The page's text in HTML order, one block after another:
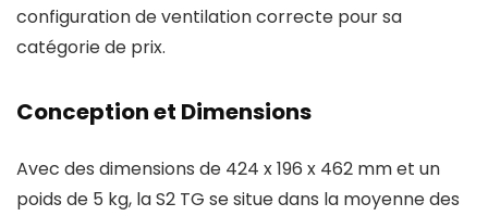
configuration de ventilation correcte pour sa
catégorie de prix.
Conception et Dimensions
Avec des dimensions de 424 x 196 x 462 mm et un
poids de 5 kg, la S2 TG se situe dans la moyenne des